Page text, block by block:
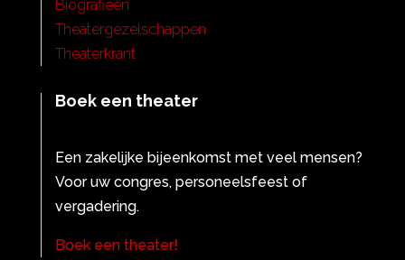
Biografieën
Theatergezelschappen
Theaterkrant
Boek een theater
Een zakelijke bijeenkomst met veel mensen?
Voor uw congres, personeelsfeest of
vergadering.
Boek een theater!